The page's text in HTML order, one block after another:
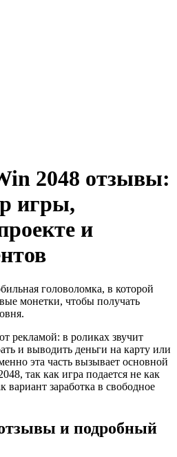
2048 отзывы:
игры,
и
головоломка, в которой
монетки, чтобы получать
рекламой: в роликах звучит
и выводить деньги на карту или
эта часть вызывает основной
так как игра подается не как
вариант заработка в свободное
и подробный